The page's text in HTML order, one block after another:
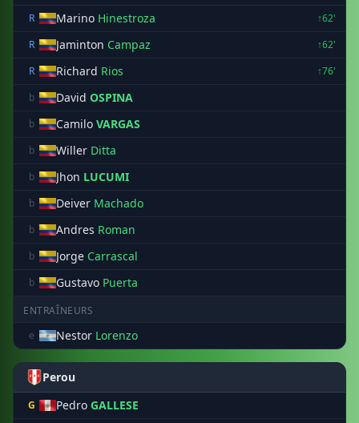
R
Marino Hinestroza
↑62'
R
Jaminton Campaz
↑62'
R
Richard Rios
↑76'
b
David OSPINA
b Camilo VARGAS
b Willer Ditta
b Jhon LUCUMI
b Deiver Machado
b Andres Roman
b Jorge Carrascal
b Gustavo Puerta
ENTRAÎNEURS
e
Nestor Lorenzo
Perou
G Pedro GALLESE